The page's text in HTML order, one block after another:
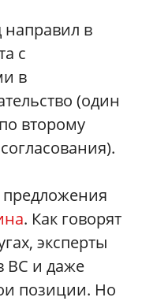
направил в
с
в
(один
второму
. Как говорят
эксперты
ВС и даже
позиции. Но